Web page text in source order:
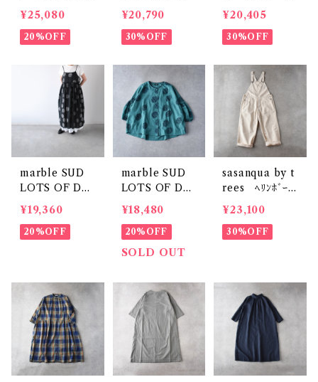
ｽ (ｵﾌ系) VE11
604
¥25,080
20%OFF
(綿) ｼｬﾂﾜﾝﾋﾟｰｽ
(ﾎﾜｲﾄ)
¥20,790
30%OFF
( ﾆｭｲ(ﾈｲﾋﾞｰ系))
LWC034
¥20,405
30%OFF
marble SUD
LOTS OF DO
T ｷﾞｬｻﾞｰｷｬﾐﾜﾝ
ﾋﾟｰｽ (ﾌﾞﾗｯｸ)
¥19,360
20%OFF
marble SUD
LOTS OF DO
T ﾊﾟﾌﾌﾞﾗｳｽ (ｸﾞ
ﾘｰﾝ)
¥18,480
20%OFF
SOLD OUT
sasanqua by t
rees ﾍﾘﾝﾎﾞｰﾝ
ﾜｰｸｵｰﾙ (ｱｲﾎﾞﾘ
ｰ) AN-313
¥23,100
30%OFF